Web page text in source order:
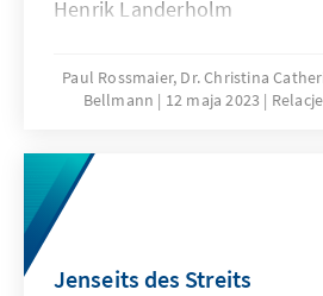
Henrik Landerholm
Paul Rossmaier, Dr. Christina
Bellmann
12 maja 2023
Jenseits des Streits